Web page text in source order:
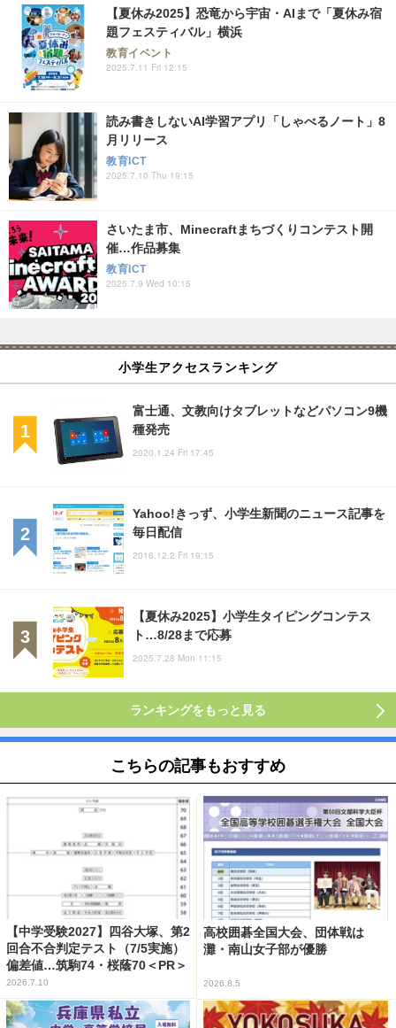
【夏休み2025】恐竜から宇宙・AIまで「夏休み宿
題フェスティバル」横浜
教育イベント
2025.7.11 Fri 12:15
読み書きしないAI学習アプリ「しゃべるノート」8
月リリース
教育ICT
2025.7.10 Thu 19:15
さいたま市、Minecraftまちづくりコンテスト開
催…作品募集
教育ICT
2025.7.9 Wed 10:15
小学生アクセスランキング
富士通、文教向けタブレットなどパソコン9機
種発売
2020.1.24 Fri 17:45
Yahoo!きっず、小学生新聞のニュース記事を
毎日配信
2016.12.2 Fri 19:15
【夏休み2025】小学生タイピングコンテス
ト…8/28まで応募
2025.7.28 Mon 11:15
ランキングをもっと見る
こちらの記事もおすすめ
【中学受験2027】四谷大塚、第2
回合不合判定テスト（7/5実施）
偏差値…筑駒74・桜蔭70＜PR＞
2026.7.10
高校囲碁全国大会、団体戦は
灘・南山女子部が優勝
2026.8.5